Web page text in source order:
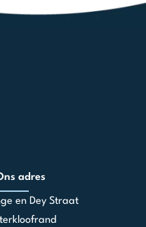
adres
en Dey Straat